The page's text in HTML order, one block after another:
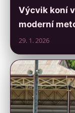
Výcvik koní
moderní
29. 1. 2026